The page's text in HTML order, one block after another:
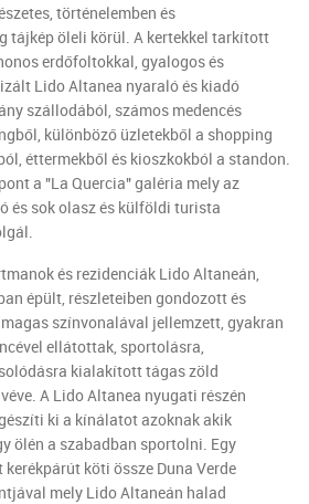
történelemben és
tájkép öleli körül. A kertekkel tarkított
erdőfoltokkal, gyalogos és
Lido Altanea nyaraló és kiadó
szállodából, számos medencés
különböző üzletekből a shopping
éttermekből és kioszkokból a standon.
a "La Quercia" galéria mely az
és sok olasz és külföldi turista
és rezidenciák Lido Altaneán,
épült, részleteiben gondozott és
színvonalával jellemzett, gyakran
ellátottak, sportolásra,
kialakított tágas zöld
A Lido Altanea nyugati részén
ki a kínálatot azoknak akik
ölén a szabadban sportolni. Egy
köti össze Duna Verde
mely Lido Altaneán halad